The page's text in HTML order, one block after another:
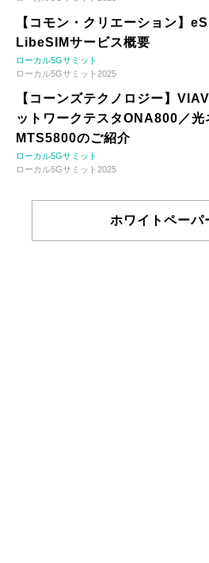
【コモン・クリエーション】
LibeSIMサービス概要
ローカル5Gサミット
ローカル5Gサミット2025
【コーンズテクノロジー】
ットワークテスタONA800／光
MTS5800のご紹介
ローカル5Gサミット
ローカル5Gサミット2025
ホワイトペーパ